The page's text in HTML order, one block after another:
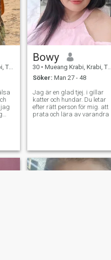
Bowy
30 • Mueang Krabi, Krabi, Thailand
Söker: Man 27 - 48
Jag är en glad tjej. i gillar
katter och hundar. Du letar
efter rätt person för mig. att
prata och lära av varandra